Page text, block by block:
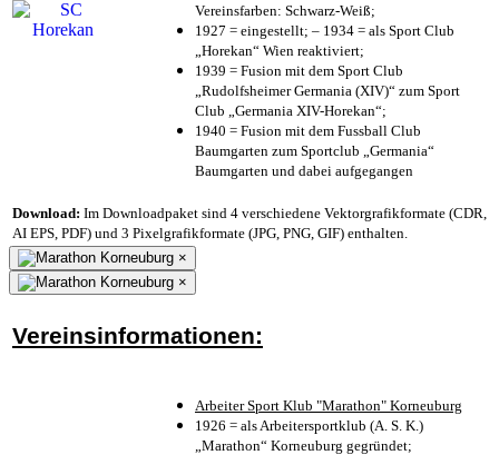
Vereinsfarben: Schwarz-Weiß;
1927 = eingestellt; – 1934 = als Sport Club
„Horekan“ Wien reaktiviert;
1939 = Fusion mit dem Sport Club
„Rudolfsheimer Germania (XIV)“ zum Sport
Club „Germania XIV-Horekan“;
1940 = Fusion mit dem Fussball Club
Baumgarten zum Sportclub „Germania“
Baumgarten und dabei aufgegangen
Download: Im Downloadpaket sind 4 verschiedene Vektorgrafikformate (CDR,
AI EPS, PDF) und 3 Pixelgrafikformate (JPG, PNG, GIF) enthalten.
×
×
Vereinsinformationen:
Arbeiter Sport Klub "Marathon" Korneuburg
1926 = als Arbeitersportklub (A. S. K.)
„Marathon“ Korneuburg gegründet;